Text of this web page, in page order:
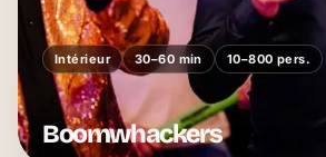
Intérieur 30–60 min 10–800 pers.
Boomwhackers